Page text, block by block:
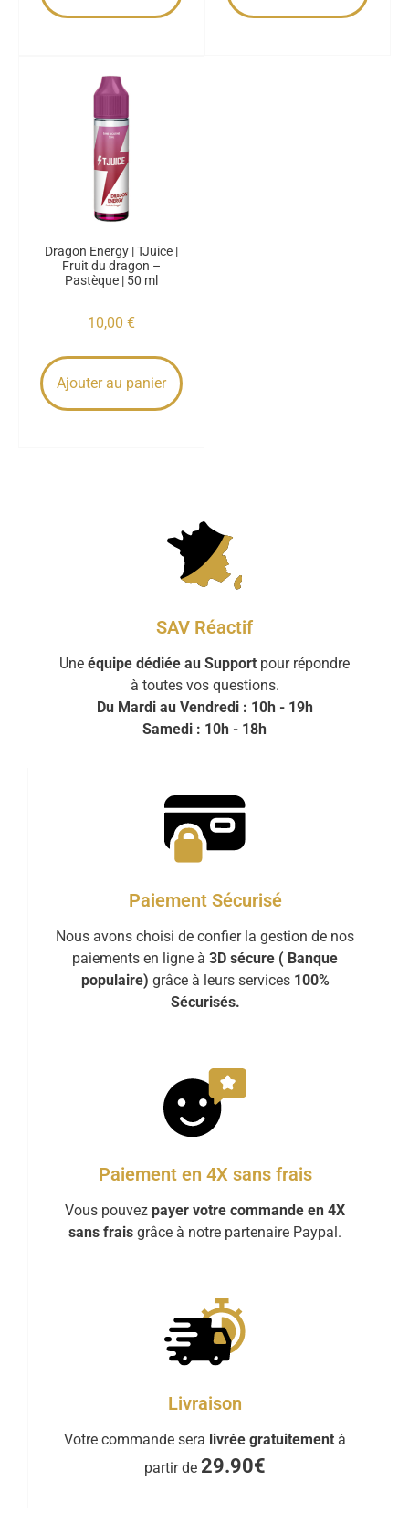
Dragon Energy | TJuice |
Fruit du dragon –
Pastèque | 50 ml
10,00 €
Ajouter au panier
SAV Réactif
Une équipe dédiée au Support pour répondre
à toutes vos questions.
Du Mardi au Vendredi : 10h - 19h
Samedi : 10h - 18h
Paiement Sécurisé
Nous avons choisi de confier la gestion de nos
paiements en ligne à 3D sécure ( Banque
populaire) grâce à leurs services 100%
Sécurisés.
Paiement en 4X sans frais
Vous pouvez payer votre commande en 4X
sans frais grâce à notre partenaire Paypal.
Livraison
Votre commande sera livrée gratuitement à
partir de 29.90€